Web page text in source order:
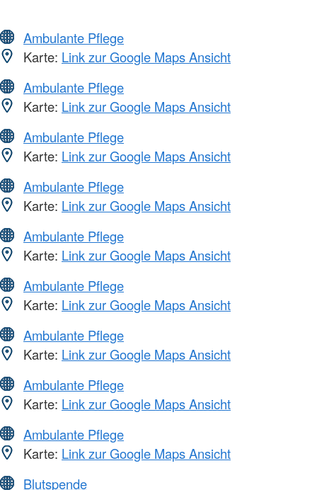
Ambulante Pflege
Karte: Link zur Google Maps Ansicht
Ambulante Pflege
Karte: Link zur Google Maps Ansicht
Ambulante Pflege
Karte: Link zur Google Maps Ansicht
Ambulante Pflege
Karte: Link zur Google Maps Ansicht
Ambulante Pflege
Karte: Link zur Google Maps Ansicht
Ambulante Pflege
Karte: Link zur Google Maps Ansicht
Ambulante Pflege
Karte: Link zur Google Maps Ansicht
Ambulante Pflege
Karte: Link zur Google Maps Ansicht
Ambulante Pflege
Karte: Link zur Google Maps Ansicht
Blutspende